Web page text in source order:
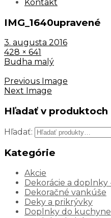
Kontakt
IMG_1640upravené
3. augusta 2016
428 × 641
Budha malý
Previous Image
Next Image
Hľadať v produktoch
Hľadať:
Kategórie
Akcie
Dekorácie a
Dekoračné vankúše
Deky a prikrývky
Doplnky do kuchyne